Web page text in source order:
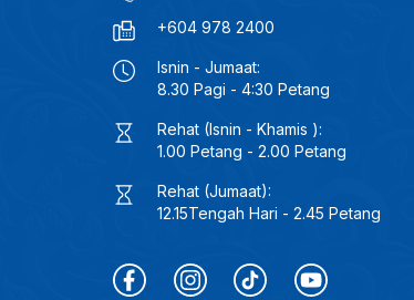
+604 978 2400
Isnin - Jumaat:
8.30 Pagi - 4:30 Petang
Rehat (Isnin - Khamis ):
1.00 Petang - 2.00 Petang
Rehat (Jumaat):
12.15Tengah Hari - 2.45 Petang